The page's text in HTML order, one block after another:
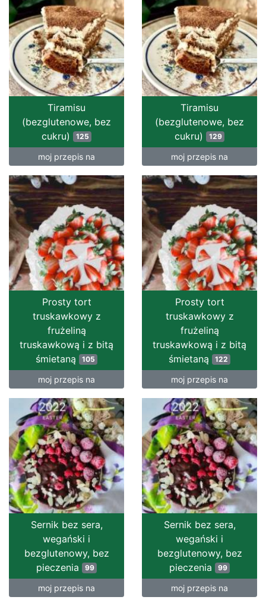
Tiramisu
(bezglutenowe, bez
cukru)
125
moj przepis na
Tiramisu
(bezglutenowe, bez
cukru)
129
moj przepis na
Prosty tort
truskawkowy z
frużeliną
truskawkową i z bitą
śmietaną
105
moj przepis na
Prosty tort
truskawkowy z
frużeliną
truskawkową i z bitą
śmietaną
122
moj przepis na
Sernik bez sera,
wegański i
bezglutenowy, bez
pieczenia
99
moj przepis na
Sernik bez sera,
wegański i
bezglutenowy, bez
pieczenia
99
moj przepis na